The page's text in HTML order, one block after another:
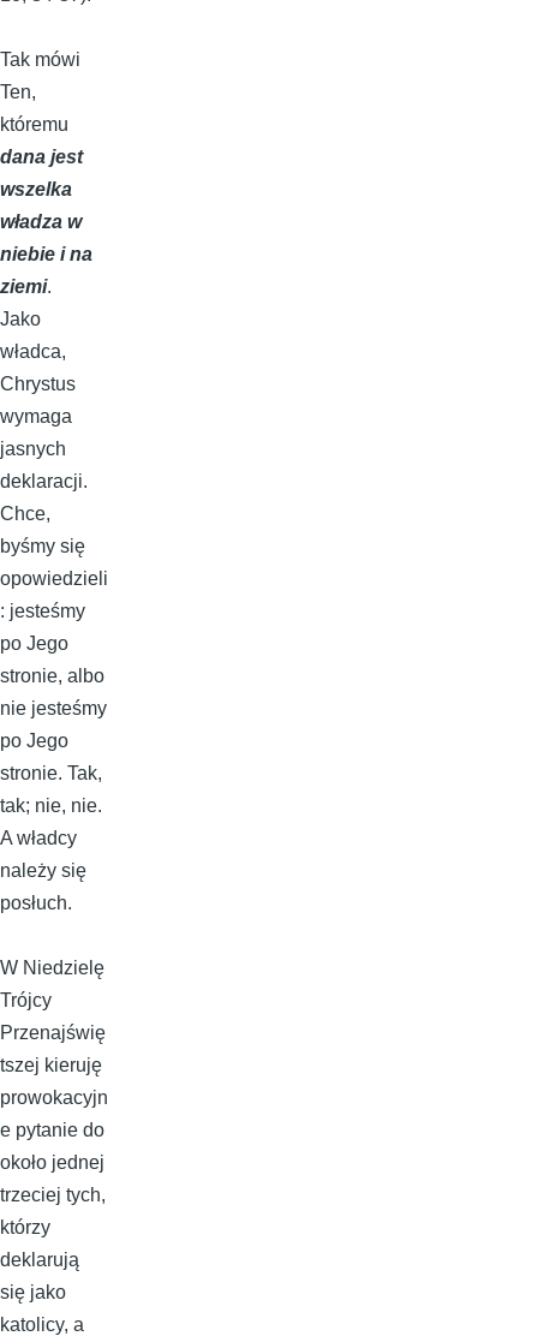
Tak mówi
Ten,
któremu
dana jest
wszelka
władza w
niebie i na
ziemi.
Jako
władca,
Chrystus
wymaga
jasnych
deklaracji.
Chce,
byśmy się
opowiedzieli
: jesteśmy
po Jego
stronie, albo
nie jesteśmy
po Jego
stronie. Tak,
tak; nie, nie.
A władcy
należy się
posłuch.
W Niedzielę
Trójcy
Przenajświę
tszej kieruję
prowokacyjn
e pytanie do
około jednej
trzeciej tych,
którzy
deklarują
się jako
katolicy, a